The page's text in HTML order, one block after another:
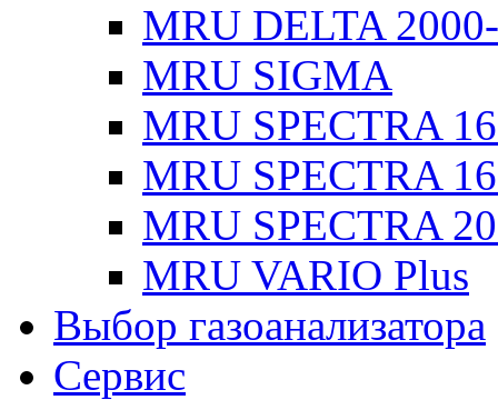
MRU DELTA
MRU SIGMA
MRU SPECTRA
MRU SPECTRA
MRU SPECTRA
MRU VARIO Plus
Выбор газоанализатора
Сервис